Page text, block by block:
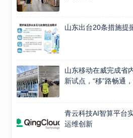
山东出台20条措施提
山东移动在威完成省
新试点，“移”路畅通
青云科技AI智算平台
运维创新